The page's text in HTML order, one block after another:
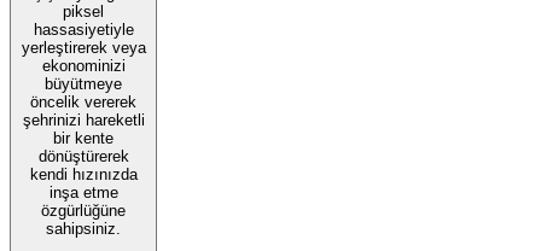
piksel
hassasiyetiyle
yerleştirerek veya
ekonominizi
büyütmeye
öncelik vererek
şehrinizi hareketli
bir kente
dönüştürerek
kendi hızınızda
inşa etme
özgürlüğüne
sahipsiniz.